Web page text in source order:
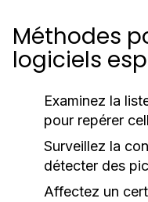
Méthodes
logiciels
Examinez la
pour repérer
Surveillez la
détecter des
Affectez un